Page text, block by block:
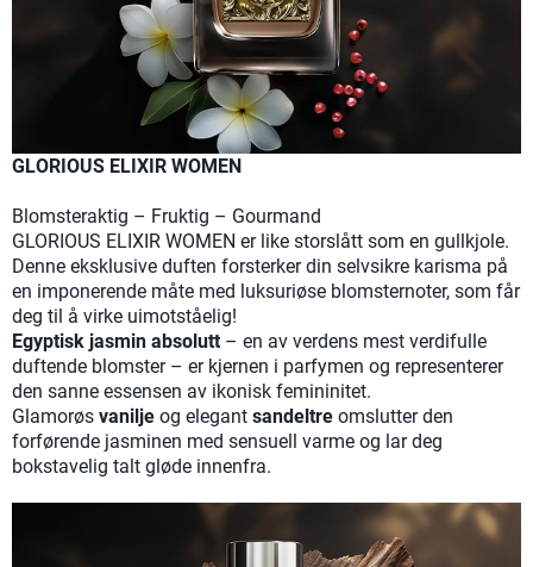
GLORIOUS ELIXIR WOMEN
Blomsteraktig – Fruktig – Gourmand
GLORIOUS ELIXIR WOMEN er like storslått som en gullkjole.
Denne eksklusive duften forsterker din selvsikre karisma på
en imponerende måte med luksuriøse blomsternoter, som får
deg til å virke uimotståelig!
Egyptisk jasmin absolutt – en av verdens mest verdifulle
duftende blomster – er kjernen i parfymen og representerer
den sanne essensen av ikonisk femininitet.
Glamorøs vanilje og elegant sandeltre omslutter den
forførende jasminen med sensuell varme og lar deg
bokstavelig talt gløde innenfra.